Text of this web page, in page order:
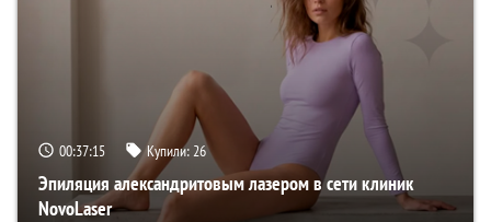
00:37:15 Купили:26
Эпиляция александритовым лазером в сети клиник
NovoLaser